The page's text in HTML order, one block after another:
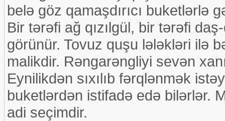
belə göz qamaşdırıcı buketlərlə
Bir tərəfi ağ qızılgül, bir tərəfi
görünür. Tovuz quşu lələkləri ilə
malikdir. Rəngarəngliyi sevən
Eynilikdən sıxılıb fərqlənmək
buketlərdən istifadə edə bilərlər.
adi seçimdir.